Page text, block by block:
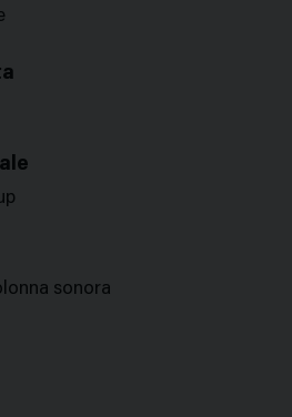
sonora